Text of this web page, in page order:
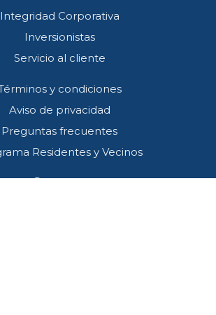
Integridad Corporativa
Inversionistas
Servicio al cliente
y condiciones
Aviso de privacidad
Preguntas frecuentes
Residentes y Vecinos
Contacto